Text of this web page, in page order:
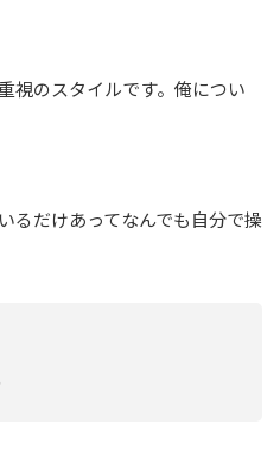
視のスタイルです。俺につい
るだけあってなんでも自分で操